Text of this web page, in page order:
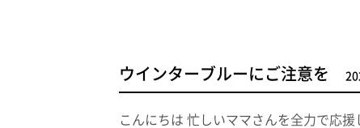
ウインターブルーにご注意を
こんにちは 忙しいママさんを全力で応